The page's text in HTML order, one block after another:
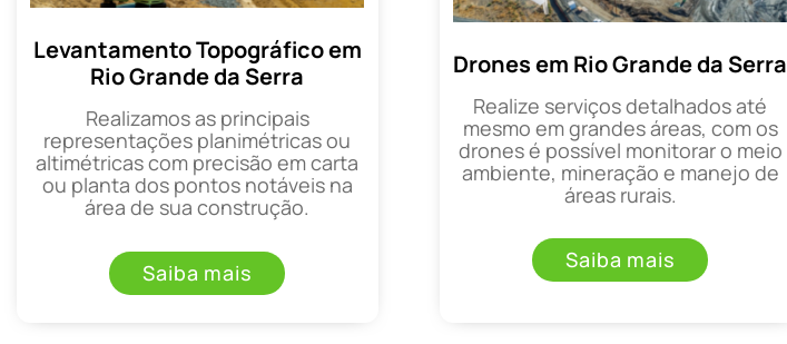
Levantamento Topográfico em
Rio Grande da Serra
Realizamos as principais
representações planimétricas ou
altimétricas com precisão em carta
ou planta dos pontos notáveis na
área de sua construção.
Saiba mais
Drones em Rio Grande da Serra
Realize serviços detalhados até
mesmo em grandes áreas, com os
drones é possível monitorar o meio
ambiente, mineração e manejo de
áreas rurais.
Saiba mais